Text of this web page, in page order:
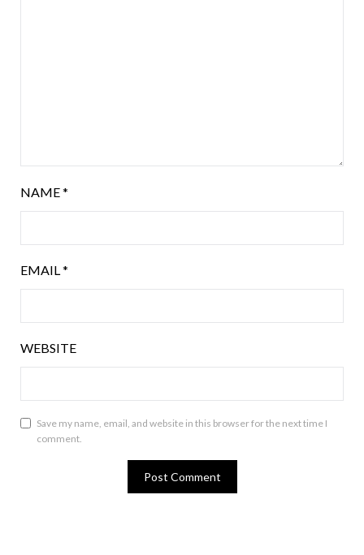
NAME*
EMAIL*
WEBSITE
Save my name, email, and website in this browser for the next time I
comment.